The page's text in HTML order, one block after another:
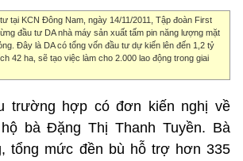
tại KCN Đông Nam, ngày 14/11/2011, Tập đoàn First
đầu tư DA nhà máy sản xuất tấm pin năng lượng mặt
Đây là DA có tổng vốn đầu tư dự kiến lên đến 1,2 tỷ
42 ha, sẽ tạo việc làm cho 2.000 lao động trong giai
trường hợp có đơn kiến nghị về
bà Đặng Thị Thanh Tuyền. Bà
tổng mức đền bù hỗ trợ hơn 335